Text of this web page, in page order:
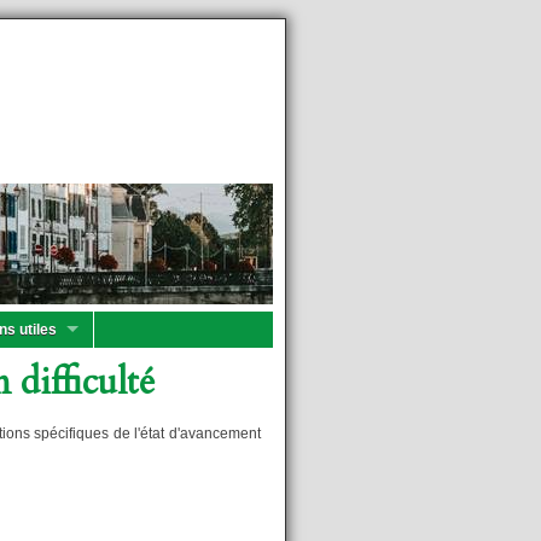
utiles
difficulté
spécifiques de l'état d'avancement